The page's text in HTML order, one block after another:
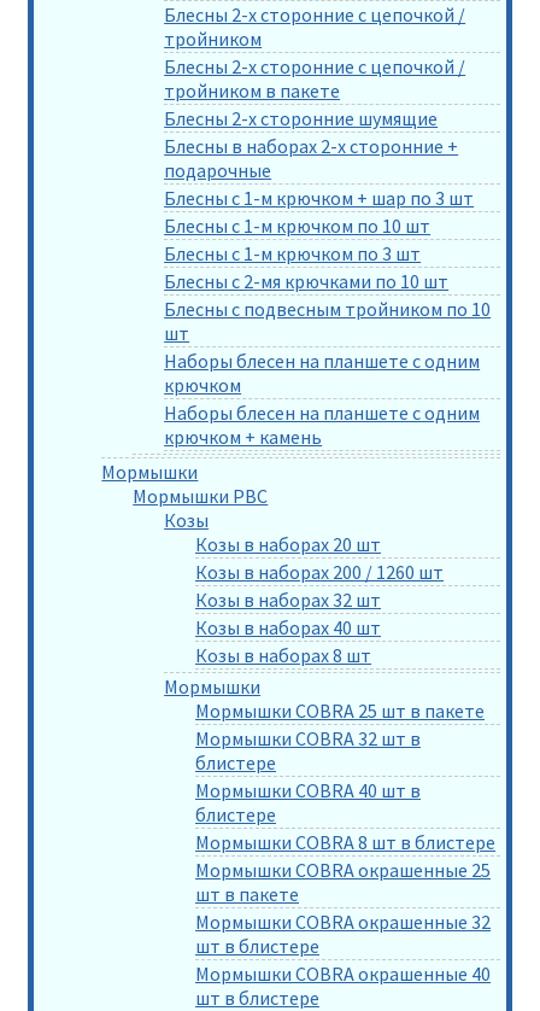
Блесны 2-х сторонние с цепочкой /
тройником
Блесны 2-х сторонние с цепочкой /
тройником в пакете
Блесны 2-х сторонние шумящие
Блесны в наборах 2-х сторонние +
подарочные
Блесны с 1-м крючком + шар по 3 шт
Блесны с 1-м крючком по 10 шт
Блесны с 1-м крючком по 3 шт
Блесны с 2-мя крючками по 10 шт
Блесны с подвесным тройником по 10
шт
Наборы блесен на планшете с одним
крючком
Наборы блесен на планшете с одним
крючком + камень
Мормышки
Мормышки РВС
Козы
Козы в наборах 20 шт
Козы в наборах 200 / 1260 шт
Козы в наборах 32 шт
Козы в наборах 40 шт
Козы в наборах 8 шт
Мормышки
Мормышки COBRA 25 шт в пакете
Мормышки COBRA 32 шт в
блистере
Мормышки COBRA 40 шт в
блистере
Мормышки COBRA 8 шт в блистере
Мормышки COBRA окрашенные 25
шт в пакете
Мормышки COBRA окрашенные 32
шт в блистере
Мормышки COBRA окрашенные 40
шт в блистере